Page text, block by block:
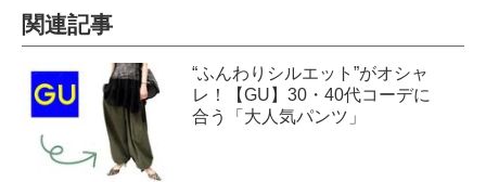
関連記事
“ふんわりシルエット”がオシャ
レ！【GU】30・40代コーデに
合う「大人気パンツ」